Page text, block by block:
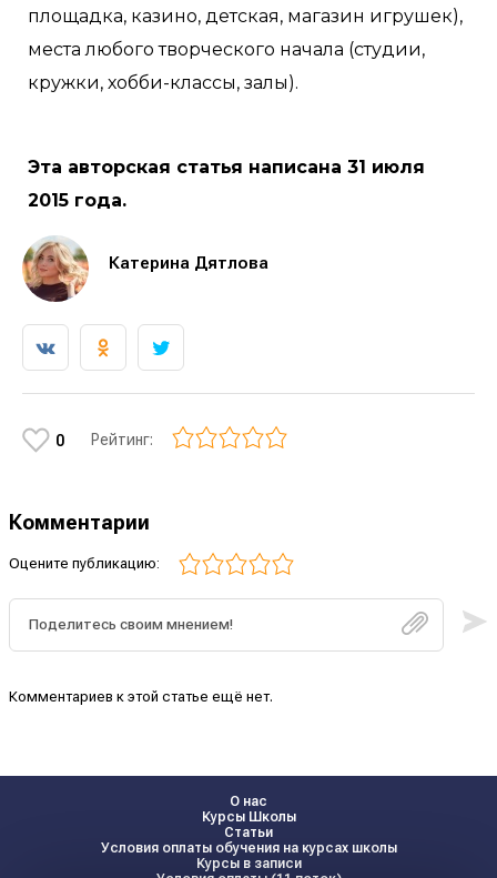
площадка, казино, детская, магазин игрушек),
места любого творческого начала (студии,
кружки, хобби-классы, залы).
Эта авторская статья написана 31 июля
2015 года.
Катерина Дятлова
0 Рейтинг:
Комментарии
Оцените публикацию:
Комментариев к этой статье ещё нет.
О нас
Курсы Школы
Статьи
Условия оплаты обучения на курсах школы
Курсы в записи